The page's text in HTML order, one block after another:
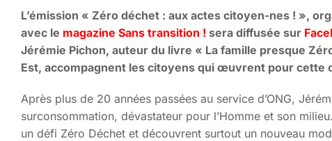
L’émission « Zéro déchet : aux actes citoyen-nes ! »,
avec le magazine Sans transition ! sera diffusée sur
Jérémie Pichon, auteur du livre « La famille presque
Est, accompagnent les citoyens qui œuvrent pour cette
Après plus de 20 années passées au service d’ONG,
surconsommation, dévastateur pour l’Homme et son
un défi Zéro Déchet et découvrent surtout un nouveau